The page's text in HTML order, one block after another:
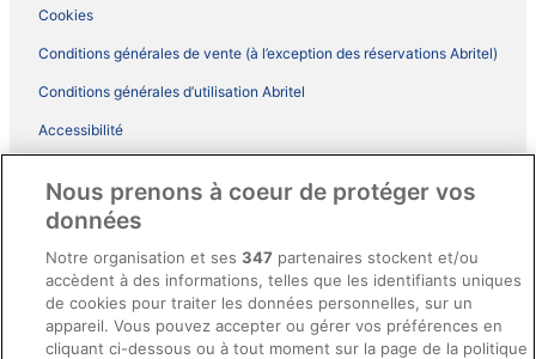
Cookies
Conditions générales de vente (à l’exception des réservations Abritel)
Conditions générales d’utilisation Abritel
Accessibilité
Conditions générales du programme BONUS+ d’ebookers
Directives de contenu et signalement de contenus
Aide
Nous prenons à coeur de protéger vos
données
Notre organisation et ses347 partenaires stockent et/ou
accèdent à des informations, telles que les identifiants uniques
de cookies pour traiter les données personnelles, sur un
appareil. Vous pouvez accepter ou gérer vos préférences en
cliquant ci-dessous ou à tout moment sur la page de la politique